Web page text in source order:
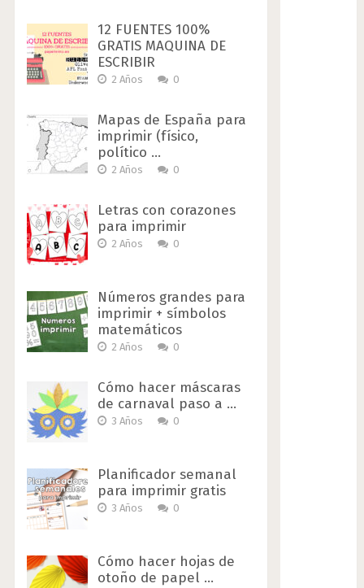
12 FUENTES 100%
GRATIS MAQUINA DE
ESCRIBIR
2 Años 0
Mapas de España para
imprimir (físico,
político …
2 Años 0
Letras con corazones
para imprimir
2 Años 0
Números grandes para
imprimir + símbolos
matemáticos
2 Años 0
Cómo hacer máscaras
de carnaval paso a …
3 Años 0
Planificador semanal
para imprimir gratis
3 Años 0
Cómo hacer hojas de
otoño de papel …